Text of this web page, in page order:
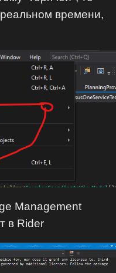
времени,
Management
в Rider